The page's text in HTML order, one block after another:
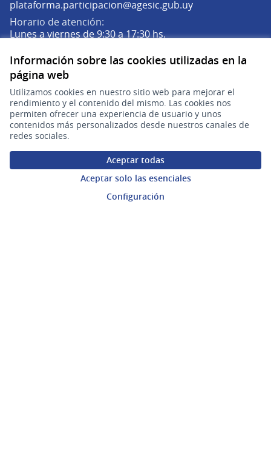
Información sobre las cookies utilizadas en la
página web
Utilizamos cookies en nuestro sitio web para mejorar el
rendimiento y el contenido del mismo. Las cookies nos
permiten ofrecer una experiencia de usuario y unos
contenidos más personalizados desde nuestros canales de
redes sociales.
Aceptar todas
Aceptar solo las esenciales
Configuración
plataforma.participacion@agesic.gub.uy(Abrir en una
Horario de atención:
Lunes a viernes de 9:30 a 17:30 hs.
Plataforma de Participación Ciudadana Digital en X
(Enlace externo)
Plataforma de Participación Ciudadana Digital en Facebook
(Enlace externo)
Plataforma de Participación Ciudadana Digital en
(Enlace externo)
Participá
Inicio
Procesos
Ámbitos Participativos